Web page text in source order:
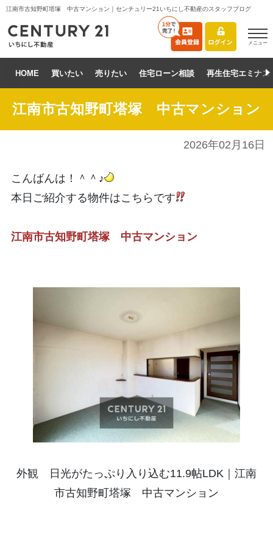
江南市古知野町塔塚 中古マンション｜センチュリー21いちにし不動産のスタッフブログ
メニュー
HOME 買いたい 売りたい 住宅ローン相談 再生住宅エミナス
江南市古知野町塔塚 中古マンション
2026年02月16日
こんばんは！＾＾♪
本日ご紹介する物件はこちらです
江南市古知野町塔塚 中古マンション
外観 日光がたっぷり入り込む11.9帖LDK｜江南
市古知野町塔塚 中古マンション